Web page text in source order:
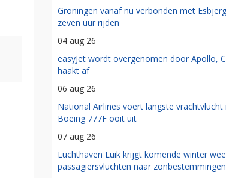
Groningen vanaf nu verbonden met
zeven uur rijden'
04 aug 26
easyJet wordt overgenomen door Apollo,
haakt af
06 aug 26
National Airlines voert langste vrachtvlucht
Boeing 777F ooit uit
07 aug 26
Luchthaven Luik krijgt komende winter
passagiersvluchten naar zonbestemmingen